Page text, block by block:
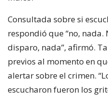
Consultada sobre si
respondió que “no, nada.
disparo, nada”, afirmó.
previos al momento en
alertar sobre el crimen.
escucharon fueron los